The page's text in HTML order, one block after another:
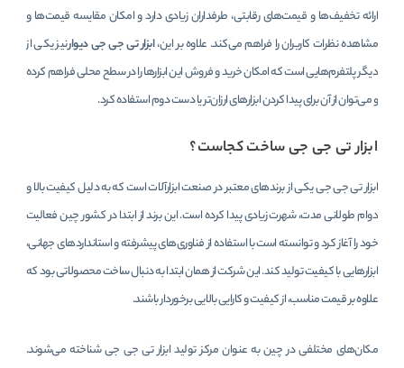
ارائه تخفیف‌ها و قیمت‌های رقابتی، طرفداران زیادی دارد و امکان مقایسه قیمت‌ها و
مشاهده نظرات کاربران را فراهم می‌کند. علاوه بر این،ابزار تی جی جی دیوارنیز یکی از
دیگر پلتفرم‌هایی است که امکان خرید و فروش این ابزارها را در سطح محلی فراهم کرده
و می‌توان از آن برای پیدا کردن ابزارهای ارزان‌تر یا دست دوم استفاده کرد.
ابزار تی جی جی ساخت کجاست؟
ابزار تی جی جی یکی از برندهای معتبر در صنعت ابزارآلات است که به دلیل کیفیت بالا و
دوام طولانی مدت، شهرت زیادی پیدا کرده است. این برند از ابتدا در کشور چین فعالیت
خود را آغاز کرد و توانسته است با استفاده از فناوری‌های پیشرفته و استانداردهای جهانی،
ابزارهایی با کیفیت تولید کند. این شرکت از همان ابتدا به دنبال ساخت محصولاتی بود که
علاوه بر قیمت مناسب، از کیفیت و کارایی بالایی برخوردار باشند.
مکان‌های مختلفی در چین به عنوان مرکز تولید ابزار تی‌‌‌‌ جی ‌جی شناخته می‌شوند.